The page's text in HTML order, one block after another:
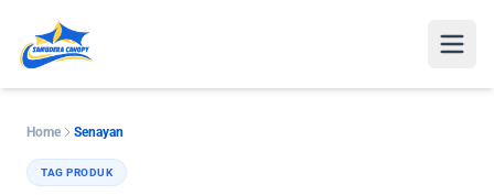
Home Senayan
TAG PRODUK